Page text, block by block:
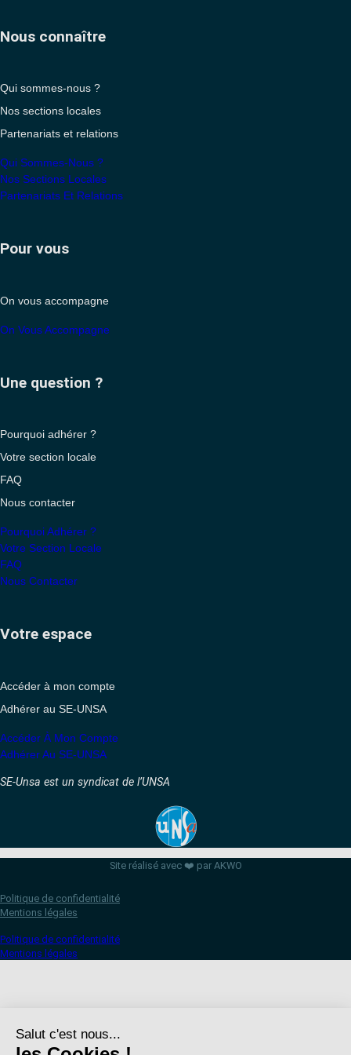
Nous connaître
Qui sommes-nous ?
Nos sections locales
Partenariats et relations
Qui Sommes-Nous ?
Nos Sections Locales
Partenariats Et Relations
Pour vous
On vous accompagne
On Vous Accompagne
Une question ?
Pourquoi adhérer ?
Votre section locale
FAQ
Nous contacter
Pourquoi Adhérer ?
Votre Section Locale
FAQ
Nous Contacter
Votre espace
Accéder à mon compte
Adhérer au SE-UNSA
Accéder À Mon Compte
Adhérer Au SE-UNSA
SE-Unsa est un syndicat de l’UNSA
Site réalisé avec ❤️ par AKWO
Politique de confidentialité
Mentions légales
Politique de confidentialité
Mentions légales